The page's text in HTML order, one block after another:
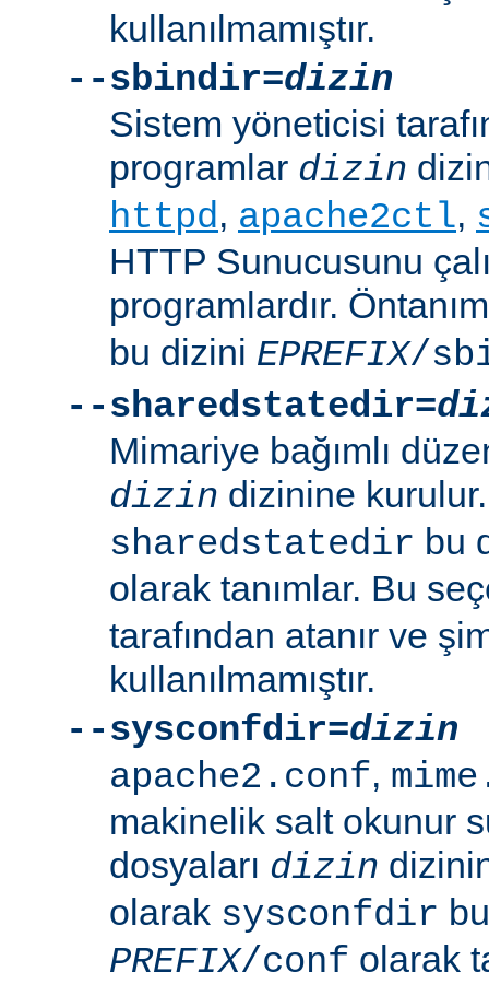
kullanılmamıştır.
--sbindir=dizin
Sistem yöneticisi
programlar dizin
httpd, apache2ctl,
HTTP Sunucusunu
programlardır.
bu dizini EPREFIX/
--sharedstatedir=
Mimariye bağımlı
dizin dizinine
sharedstatedir bu
olarak tanımlar. Bu
tarafından atanır ve
kullanılmamıştır.
--sysconfdir=dizin
apache2.conf,
makinelik salt okunur
dosyaları dizin
olarak sysconfdir
PREFIX/conf olarak